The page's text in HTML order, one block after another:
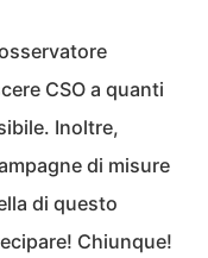
CSO a quanti
Inoltre,
di misure
di questo
Chiunque!